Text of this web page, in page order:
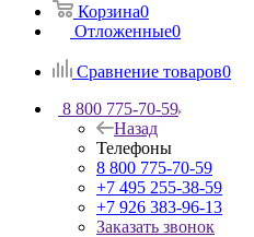
Корзина0
Отложенные0
Сравнение товаров0
8 800 775-70-59
Назад
Телефоны
8 800 775-70-59
+7 495 255-38-59
+7 926 383-96-13
Заказать звонок